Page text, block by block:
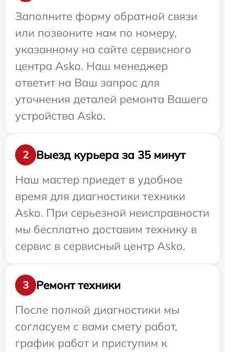
Заполните форму обратной связи
или позвоните нам по номеру,
указанному на сайте сервисного
центра Asko. Наш менеджер
ответит на Ваш запрос для
уточнения деталей ремонта Вашего
устройства Asko.
2
Выезд курьера за 35 минут
Наш мастер приедет в удобное
время для диагностики техники
Asko. При серьезной неисправности
мы бесплатно доставим технику в
сервис в сервисный центр Asko.
3
Ремонт техники
После полной диагностики мы
согласуем с вами смету работ,
график работ и приступим к